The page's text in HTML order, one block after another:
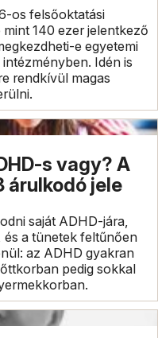
os felsőoktatási
140 ezer jelentkező
e egyetemi
Idén is
rendkívül magas
s vagy? A
árulkodó jele
saját ADHD-jára,
és a tünetek feltűnően
az ADHD gyakran
pedig sokkal